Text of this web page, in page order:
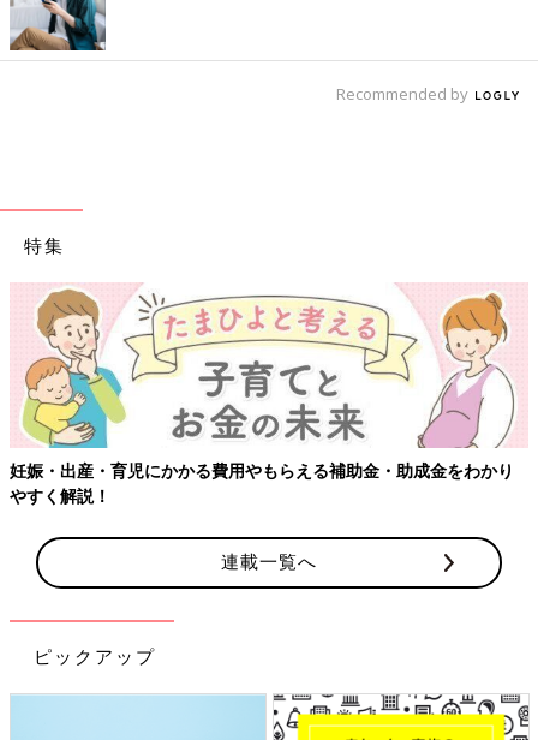
Recommended by
特集
成金をわかり
【ワクチン接種できるものも】妊婦の感染症対策
連載一覧へ
ピックアップ